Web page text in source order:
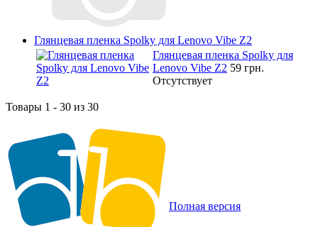
Глянцевая пленка Spolky для Lenovo Vibe Z2
Глянцевая пленка Spolky для
Lenovo Vibe Z2 59 грн.
Отсутствует
Товары 1 - 30 из 30
Полная версия